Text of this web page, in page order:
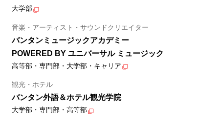
大学部
音楽・アーティスト・サウンドクリエイター
バンタンミュージックアカデミー
POWERED BY ユニバーサル ミュージック
高等部・専門部・大学部・キャリア
観光・ホテル
バンタン外語＆ホテル観光学院
大学部・専門部・高等部